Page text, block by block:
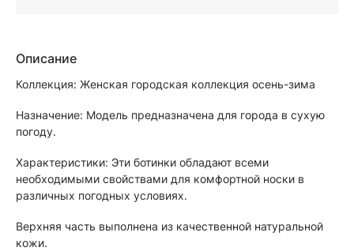
Описание
Коллекция: Женская городская коллекция осень-зима
Назначение: Модель предназначена для города в сухую
погоду.
Характеристики: Эти ботинки обладают всеми
необходимыми свойствами для комфортной носки в
различных погодных условиях.
Верхняя часть выполнена из качественной натуральной
кожи.